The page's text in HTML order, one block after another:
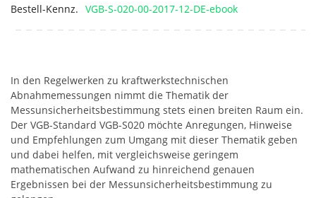
Bestell-Kennz. VGB-S-020-00-2017-12-DE-ebook
In den Regelwerken zu kraftwerkstechnischen
Abnahmemessungen nimmt die Thematik der
Messunsicherheitsbestimmung stets einen breiten Raum ein.
Der VGB-Standard VGB-S020 möchte Anregungen, Hinweise
und Empfehlungen zum Umgang mit dieser Thematik geben
und dabei helfen, mit vergleichsweise geringem
mathematischen Aufwand zu hinreichend genauen
Ergebnissen bei der Messunsicherheitsbestimmung zu